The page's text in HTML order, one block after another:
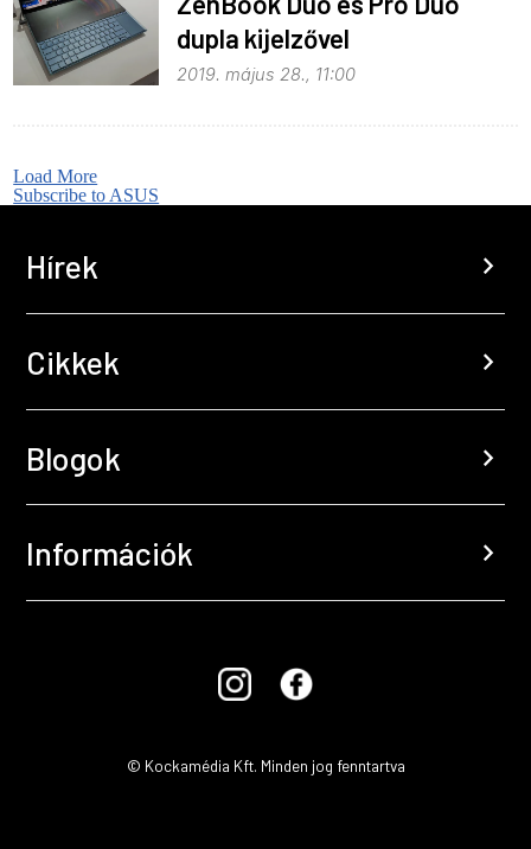
dupla kijelzővel
2019. május 28., 11:00
Load More
Subscribe to ASUS
Hírek chevron_right
Cikkek chevron_right
Blogok chevron_right
Információk chevron_right
© Kockamédia Kft. Minden jog fenntartva